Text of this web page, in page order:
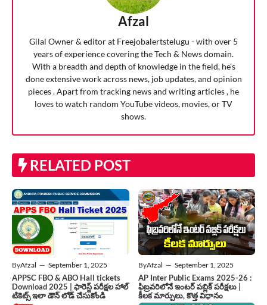
Afzal
Gilal Owner & editor at Freejobalertstelugu - with over 5
years of experience covering the Tech & News domain.
With a breadth and depth of knowledge in the field, he's
done extensive work across news, job updates, and opinion
pieces . Apart from tracking news and writing articles , he
loves to watch random YouTube videos, movies, or TV
shows.
RELATED POST
ByAfzal — September 1, 2025
APPSC FBO & ABO Hall tickets
Download 2025 | ఫారెస్ట్ పరీక్షల హాల్
టికెట్స్ ఇలా డౌన్ లోడ్ చేసుకోండి
ByAfzal — September 1, 2025
AP Inter Public Exams 2025-26 :
ఫిబ్రవరిలోనే ఇంటర్ పబ్లిక్ పరీక్షలు |
కీలక మార్పులు, కొత్త విధానం